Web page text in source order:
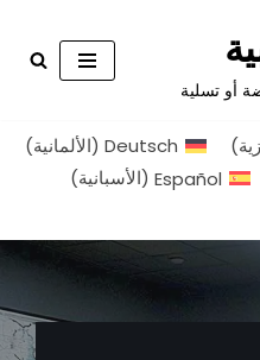
أو تسلية
)
Deutsch
(الألمانية)
Español
(الأسبانية)